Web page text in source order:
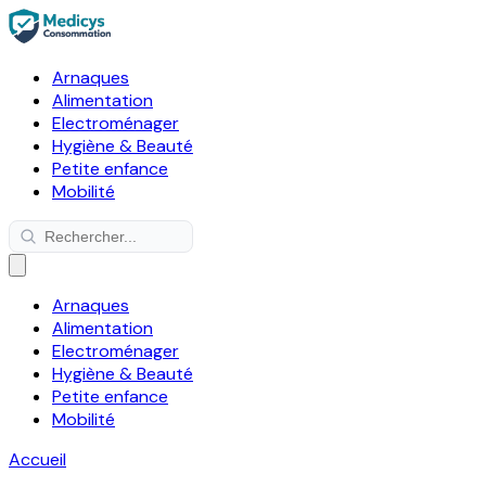
Arnaques
Alimentation
Electroménager
Hygiène & Beauté
Petite enfance
Mobilité
Arnaques
Alimentation
Electroménager
Hygiène & Beauté
Petite enfance
Mobilité
Accueil